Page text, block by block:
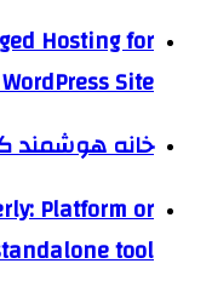
Hosting for
Site
خانه هوشمند
Platform or
tool?